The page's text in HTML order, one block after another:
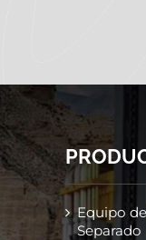
Equipo
Separado